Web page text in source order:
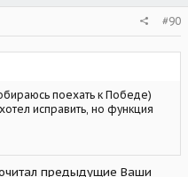
#90
поехать к Победе)
исправить, но функция
предыдущие Ваши